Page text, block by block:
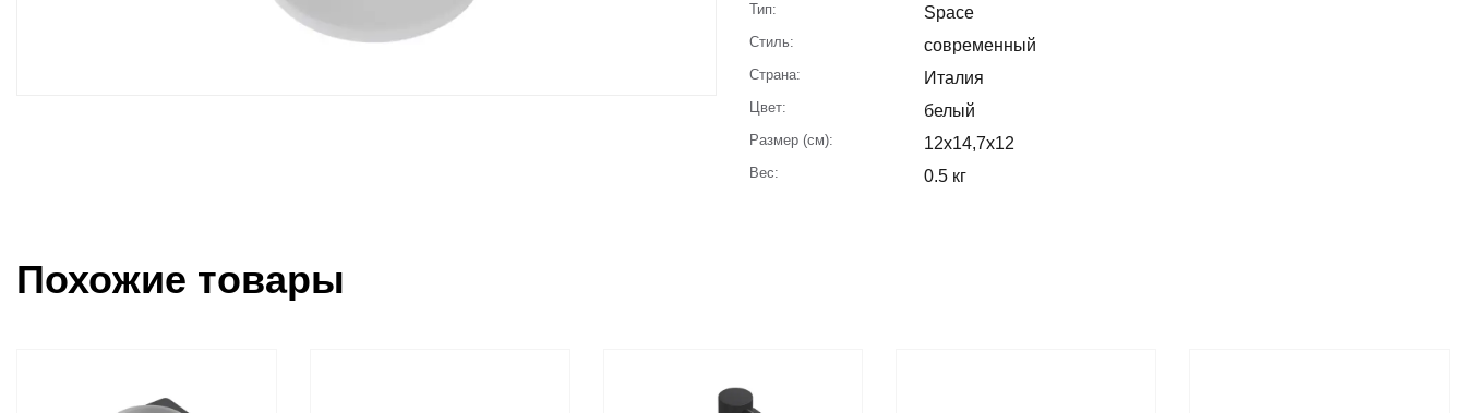
Тип: Space
Стиль: современный
Страна: Италия
Цвет: белый
Размер (см): 12x14,7x12
Вес: 0.5 кг
Похожие товары